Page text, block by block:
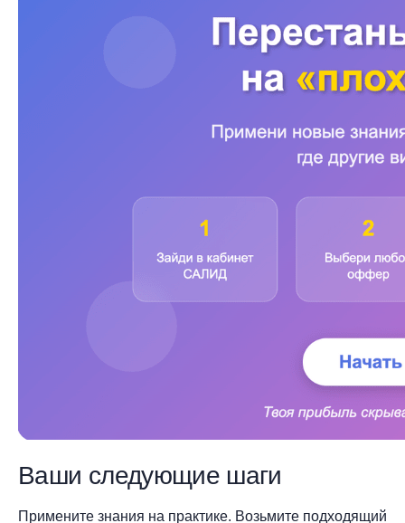
Ваши следующие шаги
Примените знания на практике. Возьмите подходящий